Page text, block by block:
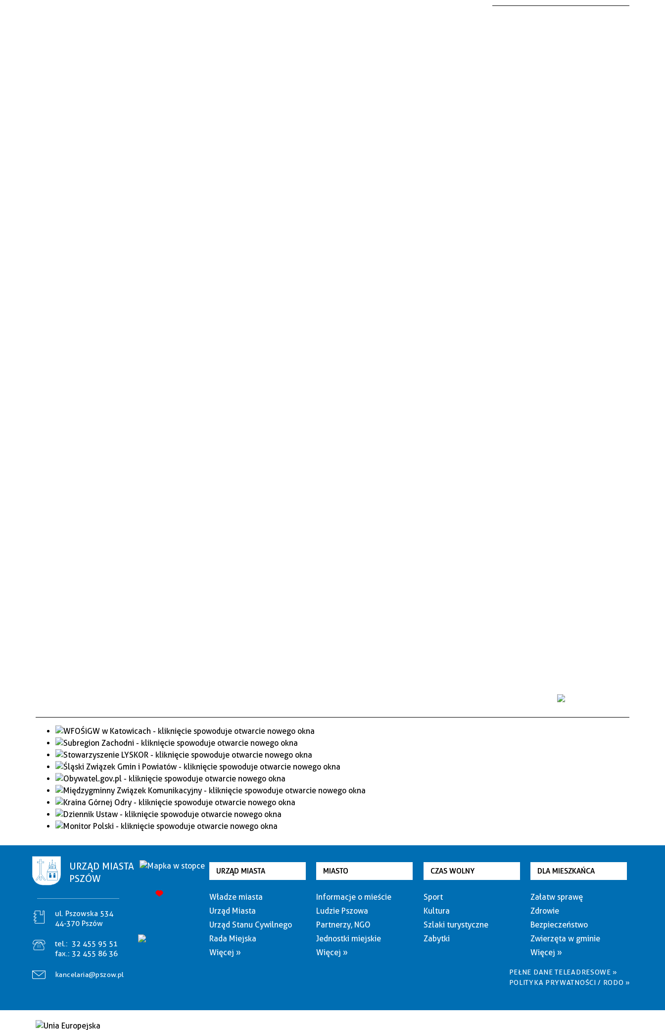
URZĄD MIASTA
PSZÓW
ul. Pszowska 534
44-370 Pszów
tel.: 32 455 95 51
fax.: 32 455 86 36
kancelaria@pszow.pl
URZĄD MIASTA
Władze miasta
Urząd Miasta
Urząd Stanu Cywilnego
Rada Miejska
Więcej »
MIASTO
Informacje o mieście
Ludzie Pszowa
Partnerzy, NGO
Jednostki miejskie
Więcej »
CZAS WOLNY
Sport
Kultura
Szlaki turystyczne
Zabytki
DLA MIESZKAŃCA
Załatw sprawę
Zdrowie
Bezpieczeństwo
Zwierzęta w gminie
Więcej »
PEŁNE DANE TELEADRESOWE »
POLITYKA PRYWATNOŚCI / RODO »